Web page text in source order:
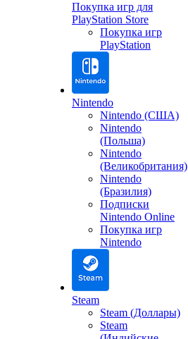
Покупка игр для
PlayStation Store
Покупка игр
PlayStation
Nintendo
Nintendo (США)
Nintendo
(Польша)
Nintendo
(Великобритания)
Nintendo
(Бразилия)
Подписки
Nintendo Online
Покупка игр
Nintendo
Steam
Steam (Доллары)
Steam